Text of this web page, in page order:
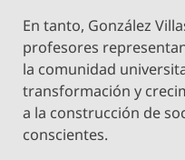
En tanto, González
profesores
la comunidad
transformación y
a la construcción de
conscientes.